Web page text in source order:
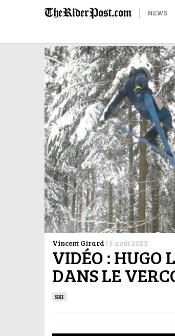
NEWS
Vincent Girard | 5 août 2023
VIDÉO : HUGO
DANS LE
SKI